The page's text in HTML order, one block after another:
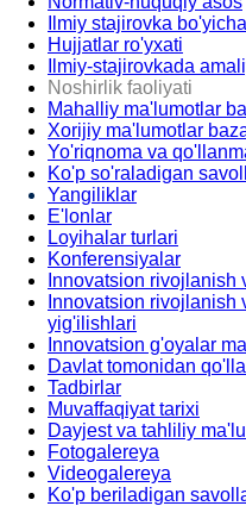
Ilmiy stajirovka
Hujjatlar ro'yxati
Ilmiy-stajirovkada
Noshirlik faoliyati
Mahalliy ma'lumotlar
Xorijiy ma'lumotlar
Yo'riqnoma va
Ko'p so'raladigan
Yangiliklar
E'lonlar
Loyihalar turlari
Konferensiyalar
Innovatsion
Innovatsion
yig'ilishlari
Innovatsion g'oyalar
Davlat tomonidan
Tadbirlar
Muvaffaqiyat tarixi
Dayjest va tahliliy
Fotogalereya
Videogalereya
Ko'p beriladigan